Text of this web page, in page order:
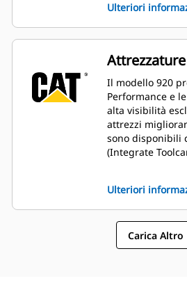
esercizio
carichi in modo
un controllo di
di braccio
richiesta sia per
gioco dello
effettuare un
attività
Ulteriori
Attrezzature
Il modello 920
Performance e
alta visibilità
attrezzi
sono disponibili
(Integrate
attrezzature con
quali
idraulica,
Ulteriori
Carica Altro